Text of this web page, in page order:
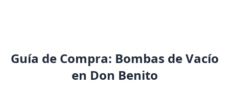
Guía de Compra: Bombas de Vacío
en Don Benito